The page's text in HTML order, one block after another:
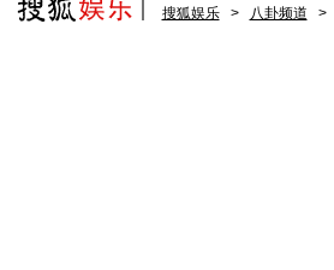
搜狐娱乐 > 八卦频道 >